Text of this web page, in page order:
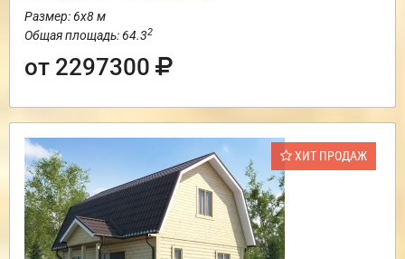
Размер: 6х8 м
Общая площадь: 64.32
от 2297300
ХИТ ПРОДАЖ